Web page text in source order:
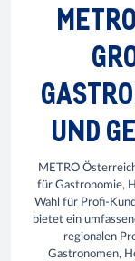
UND
METRO
für Gastronomie,
Wahl für Profi-
bietet ein
regionalen
Gastronomen,